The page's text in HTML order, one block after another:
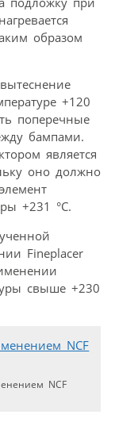
образом
+120
поперечные
бампами.
является
оно должно
+231 °С.
Fineplacer
свыше +230
NCF